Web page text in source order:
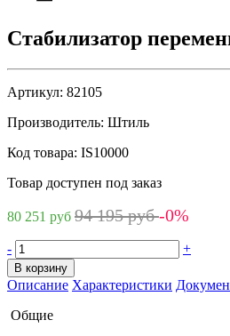
Стабилизатор
Артикул: 82105
Производитель: Штиль
Код товара: IS10000
Товар доступен под заказ
80 251 руб 94 195 руб-0%
- +
В корзину
Описание Характеристики
Общие